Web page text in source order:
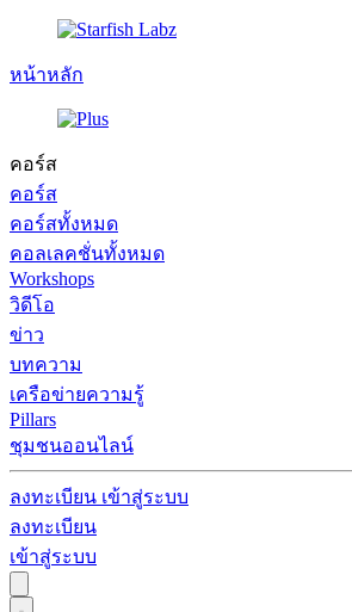
หน้าหลัก
คอร์ส
คอร์ส
คอร์สทั้งหมด
คอลเลคชั่นทั้งหมด
Workshops
วิดีโอ
ข่าว
บทความ
เครือข่ายความรู้
Pillars
ชุมชนออนไลน์
ลงทะเบียน เข้าสู่ระบบ
ลงทะเบียน
เข้าสู่ระบบ